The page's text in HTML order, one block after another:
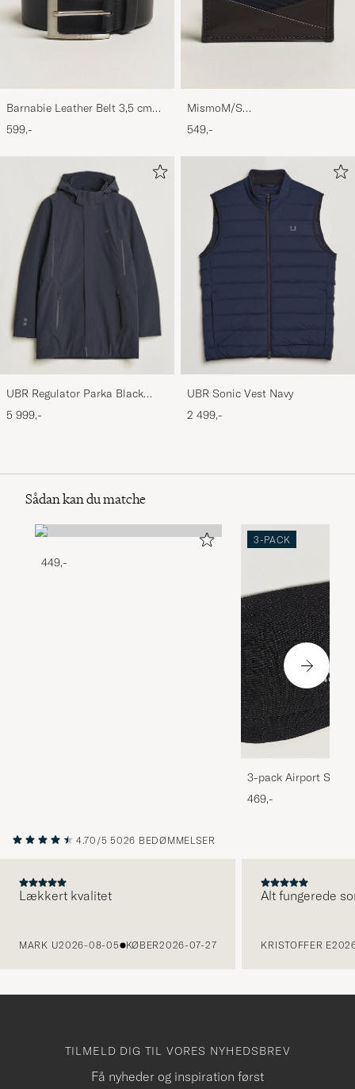
Barnabie Leather Belt 3,5 cm
Black
599,-
MismoM/S
CardholderNavy/Dark Brown
549,-
UBR Regulator Parka Black
Storm
5 999,-
UBR Sonic Vest Navy
2 499,-
Sådan kan du matche
449,-
3-PACK
3-pack Airport
Melange
469,-
4.70/5 5026 BEDØMMELSER
Lækkert kvalitet
MARK U2026-08-05 KØBER2026-07-27
Alt fungerede
KRISTOFFER E
TILMELD DIG TIL VORES NYHEDSBREV
Få nyheder og inspiration først